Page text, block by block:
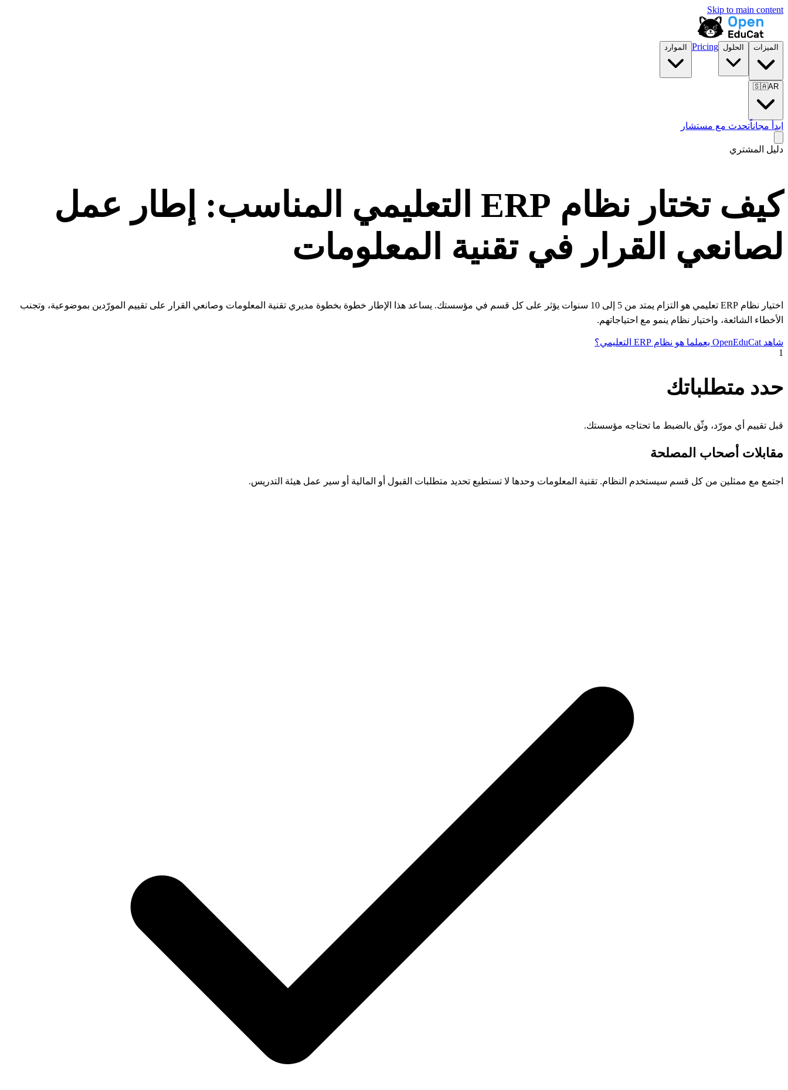
Skip to main content
الميزات الحلول Pricing الموارد
🇸🇦AR
ابدأ مجاناًتحدث مع مستشار
دليل المشتري
كيف تختار نظام ERP التعليمي المناسب: إطار عمل
لصانعي القرار في تقنية المعلومات
اختيار نظام ERP تعليمي هو التزام يمتد من 5 إلى 10 سنوات يؤثر على كل قسم في مؤسستك. يساعد هذا الإطار خطوة بخطوة مديري تقنية المعلومات وصانعي القرار على تقييم المورّدين بموضوعية، وتجنب
الأخطاء الشائعة، واختيار نظام ينمو مع احتياجاتهم.
شاهد OpenEduCat يعمل
ما هو نظام ERP التعليمي؟
1
حدد متطلباتك
قبل تقييم أي مورّد، وثّق بالضبط ما تحتاجه مؤسستك.
مقابلات أصحاب المصلحة
اجتمع مع ممثلين من كل قسم سيستخدم النظام. تقنية المعلومات وحدها لا تستطيع تحديد متطلبات القبول أو المالية أو سير عمل هيئة التدريس.